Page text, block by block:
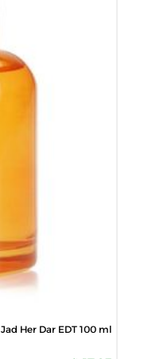
Jad Her Dar EDT 100 ml